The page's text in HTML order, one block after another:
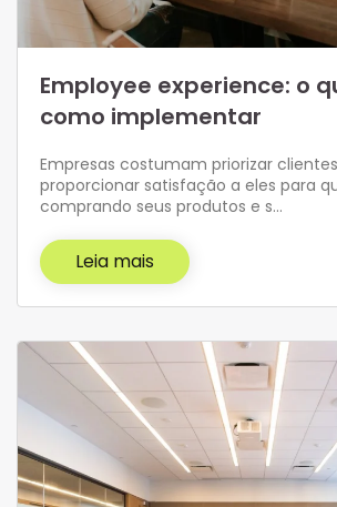
Employee experience: o
como implementar
Empresas costumam priorizar
proporcionar satisfação a eles para
comprando seus produtos e s…
Leia mais